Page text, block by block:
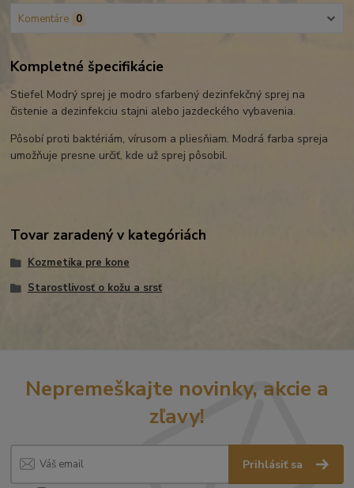
Komentáre 0
Kompletné špecifikácie
Stiefel Modrý sprej je modro sfarbený dezinfekčný sprej na
čistenie a dezinfekciu stajni alebo jazdeckého vybavenia.
Pôsobí proti baktériám, vírusom a pliesňiam. Modrá farba spreja
umožňuje presne určiť, kde už sprej pôsobil.
Tovar zaradený v kategóriách
Kozmetika pre kone
Starostlivosť o kožu a srsť
Nepremeškajte novinky, akcie a
zľavy!
Prihlásiť sa